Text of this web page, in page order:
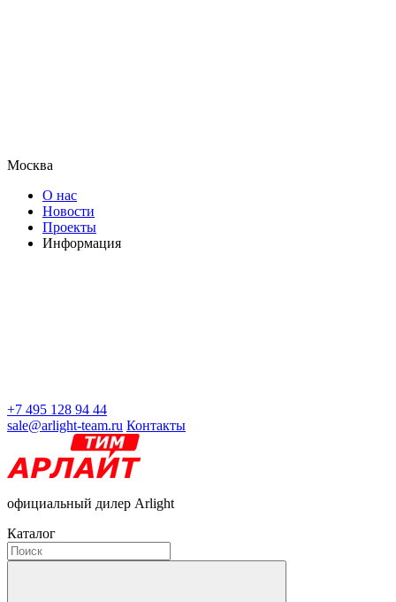
Москва
О нас
Новости
Проекты
Информация
+7 495 128 94 44
sale@arlight-team.ru Контакты
официальный дилер Arlight
Каталог